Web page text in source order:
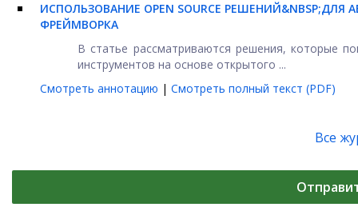
ИСПОЛЬЗОВАНИЕ OPEN SOURCE
ФРЕЙМВОРКА
В статье рассматриваются решения, которые
инструментов на основе открытого ...
Смотреть аннотацию | Смотреть полный текст (PDF)
Все